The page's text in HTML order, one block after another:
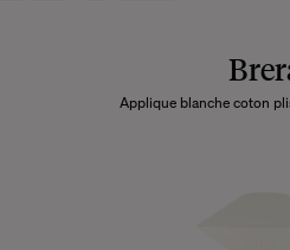
Applique blanche coton